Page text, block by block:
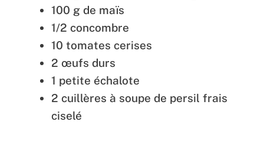
100 g de maïs
1/2 concombre
10 tomates cerises
2 œufs durs
1 petite échalote
2 cuillères à soupe de persil frais
ciselé